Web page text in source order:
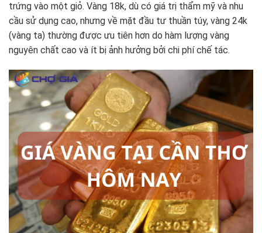
trứng vào một giỏ. Vàng 18k, dù có giá trị thẩm mỹ và nhu
cầu sử dụng cao, nhưng về mặt đầu tư thuần túy, vàng 24k
(vàng ta) thường được ưu tiên hơn do hàm lượng vàng
nguyên chất cao và ít bị ảnh hưởng bởi chi phí chế tác.